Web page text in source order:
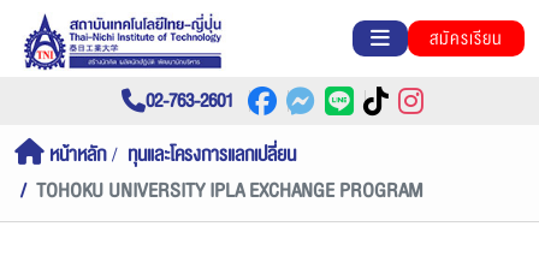
สมัครเรียน
02-763-2601
หน้าหลัก
ทุนและโครงการแลกเปลี่ยน
TOHOKU UNIVERSITY IPLA EXCHANGE PROGRAM